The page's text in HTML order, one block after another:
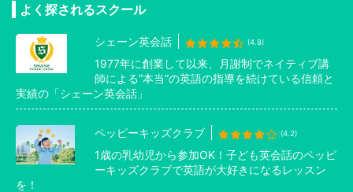
よく探されるスクール
シェーン英会話 (4.8)
1977年に創業して以来、月謝制でネイティブ講
師による”本当”の英語の指導を続けている信頼と
実績の「シェーン英会話」
ペッピーキッズクラブ (4.2)
1歳の乳幼児から参加OK！子ども英会話のペッピ
ーキッズクラブで英語が大好きになるレッスン
を！